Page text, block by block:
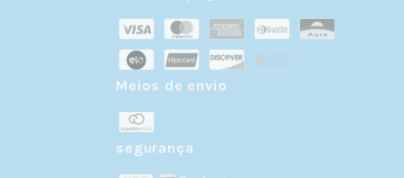
Meios de envio
segurança